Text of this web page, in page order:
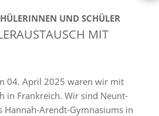
UND SCHÜLER
MIT
04. April 2025 waren wir mit
in Frankreich. Wir sind Neunt-
Hannah-Arendt-Gymnasiums in